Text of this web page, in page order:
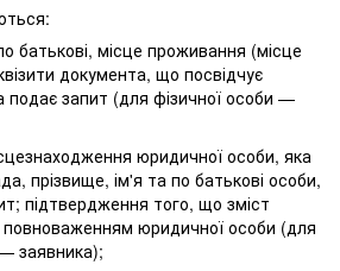
батькові, місце проживання (місце
документа, що посвідчує
подає запит (для фізичної особи —
юридичної особи, яка
прізвище, ім'я та по батькові особи,
підтвердження того, що зміст
повноваженням юридичної особи (для
заявника);